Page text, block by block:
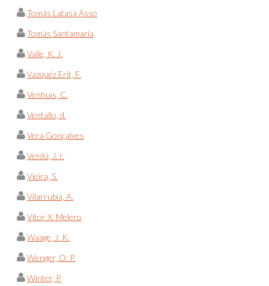
Tomás Latasa Asso
Tomás Santamaría
Valle, K. J.
Vazquéz Erit, F.
Venhuis, C.
Ventallo, d.
Vera Gonçalves
Verdú, J. r.
Vieira, S.
Vilarrubia, A.
Vítor X. Melero
Waage, J. K.
Wenger, O. P.
Winter, P.